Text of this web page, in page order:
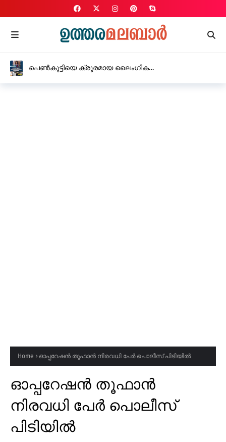
പെൺകുട്ടിയെ ക്രൂരമായ ലൈംഗിക
Home ഓപ്പറേഷൻ തൂഫാൻ നിരവധി പേർ പൊലീസ് പിടിയിൽ
ഓപ്പറേഷൻ തൂഫാൻ
നിരവധി പേർ പൊലീസ്
പിടിയിൽ